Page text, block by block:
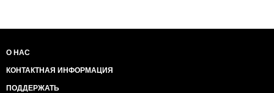
О НАС
КОНТАКТНАЯ ИНФОРМАЦИЯ
ПОДДЕРЖАТЬ